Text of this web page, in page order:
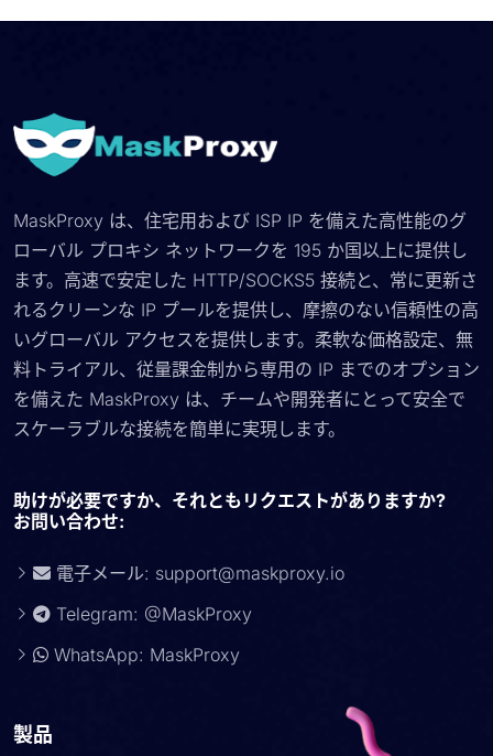
MaskProxy は、住宅用および ISP IP を備えた高性能のグ
ローバル プロキシ ネットワークを 195 か国以上に提供し
ます。高速で安定した HTTP/SOCKS5 接続と、常に更新さ
れるクリーンな IP プールを提供し、摩擦のない信頼性の高
いグローバル アクセスを提供します。柔軟な価格設定、無
料トライアル、従量課金制から専用の IP までのオプション
を備えた MaskProxy は、チームや開発者にとって安全で
スケーラブルな接続を簡単に実現します。
助けが必要ですか、それともリクエストがありますか?
お問い合わせ:
電子メール: support@maskproxy.io
Telegram: @MaskProxy
WhatsApp: MaskProxy
製品